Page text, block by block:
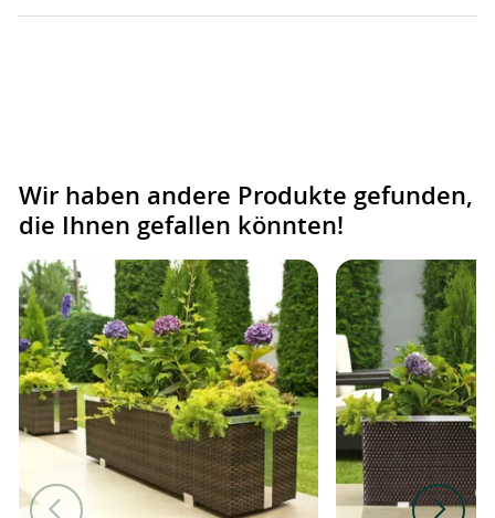
Wir haben andere Produkte gefunden,
die Ihnen gefallen könnten!